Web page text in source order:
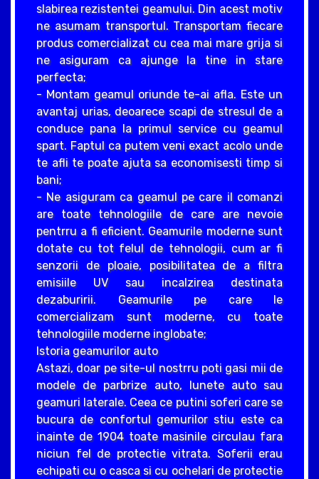
slabirea rezistentei geamului. Din acest motiv
ne asumam transportul. Transportam fiecare
produs comercializat cu cea mai mare grija si
ne asiguram ca ajunge la tine in stare
perfecta;
- Montam geamul oriunde te-ai afla. Este un
avantaj urias, deoarece scapi de stresul de a
conduce pana la primul service cu geamul
spart. Faptul ca putem veni exact acolo unde
te afli te poate ajuta sa economisesti timp si
bani;
- Ne asiguram ca geamul pe care il comanzi
are toate tehnologiile de care are nevoie
pentrru a fi eficient. Geamurile moderne sunt
dotate cu tot felul de tehnologii, cum ar fi
senzorii de ploaie, posibilitatea de a filtra
emisiile UV sau incalzirea destinata
dezaburirii. Geamurile pe care le
comercializam sunt moderne, cu toate
tehnologiile moderne inglobate;
Istoria geamurilor auto
Astazi, doar pe site-ul nostrru poti gasi mii de
modele de parbrize auto, lunete auto sau
geamuri laterale. Ceea ce putini soferi care se
bucura de confortul gemurilor stiu este ca
inainte de 1904 toate masinile circulau fara
niciun fel de protectie vitrata. Soferii erau
echipati cu o casca si cu ochelari de protectie